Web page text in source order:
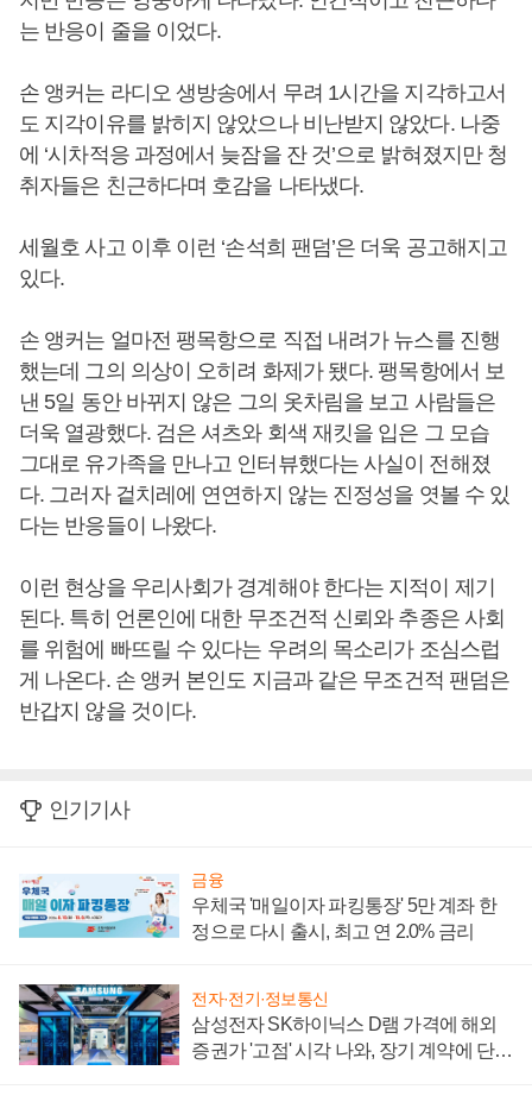
는 반응이 줄을 이었다.
손 앵커는 라디오 생방송에서 무려 1시간을 지각하고서
도 지각이유를 밝히지 않았으나 비난받지 않았다. 나중
에 ‘시차적응 과정에서 늦잠을 잔 것’으로 밝혀졌지만 청
취자들은 친근하다며 호감을 나타냈다.
세월호 사고 이후 이런 ‘손석희 팬덤’은 더욱 공고해지고
있다.
손 앵커는 얼마전 팽목항으로 직접 내려가 뉴스를 진행
했는데 그의 의상이 오히려 화제가 됐다. 팽목항에서 보
낸 5일 동안 바뀌지 않은 그의 옷차림을 보고 사람들은
더욱 열광했다. 검은 셔츠와 회색 재킷을 입은 그 모습
그대로 유가족을 만나고 인터뷰했다는 사실이 전해졌
다. 그러자 겉치레에 연연하지 않는 진정성을 엿볼 수 있
다는 반응들이 나왔다.
이런 현상을 우리사회가 경계해야 한다는 지적이 제기
된다. 특히 언론인에 대한 무조건적 신뢰와 추종은 사회
를 위험에 빠뜨릴 수 있다는 우려의 목소리가 조심스럽
게 나온다. 손 앵커 본인도 지금과 같은 무조건적 팬덤은
반갑지 않을 것이다.
인기기사
금융
우체국 '매일이자 파킹통장' 5만 계좌 한
정으로 다시 출시, 최고 연 2.0% 금리
전자·전기·정보통신
삼성전자 SK하이닉스 D램 가격에 해외
증권가 '고점' 시각 나와, 장기 계약에 단점